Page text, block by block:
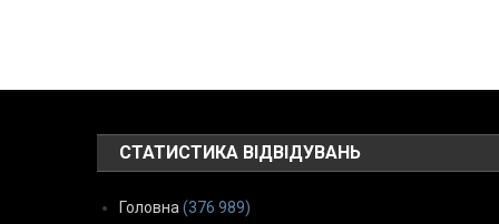
СТАТИСТИКА ВІДВІДУВАНЬ
Головна (376 989)